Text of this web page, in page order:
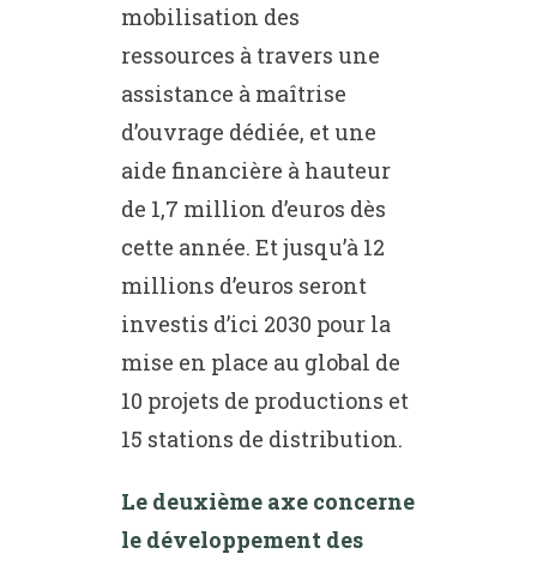
mobilisation des
ressources à travers une
assistance à maîtrise
d’ouvrage dédiée, et une
aide financière à hauteur
de 1,7 million d’euros dès
cette année. Et jusqu’à 12
millions d’euros seront
investis d’ici 2030 pour la
mise en place au global de
10 projets de productions et
15 stations de distribution.
Le deuxième axe concerne
le développement des